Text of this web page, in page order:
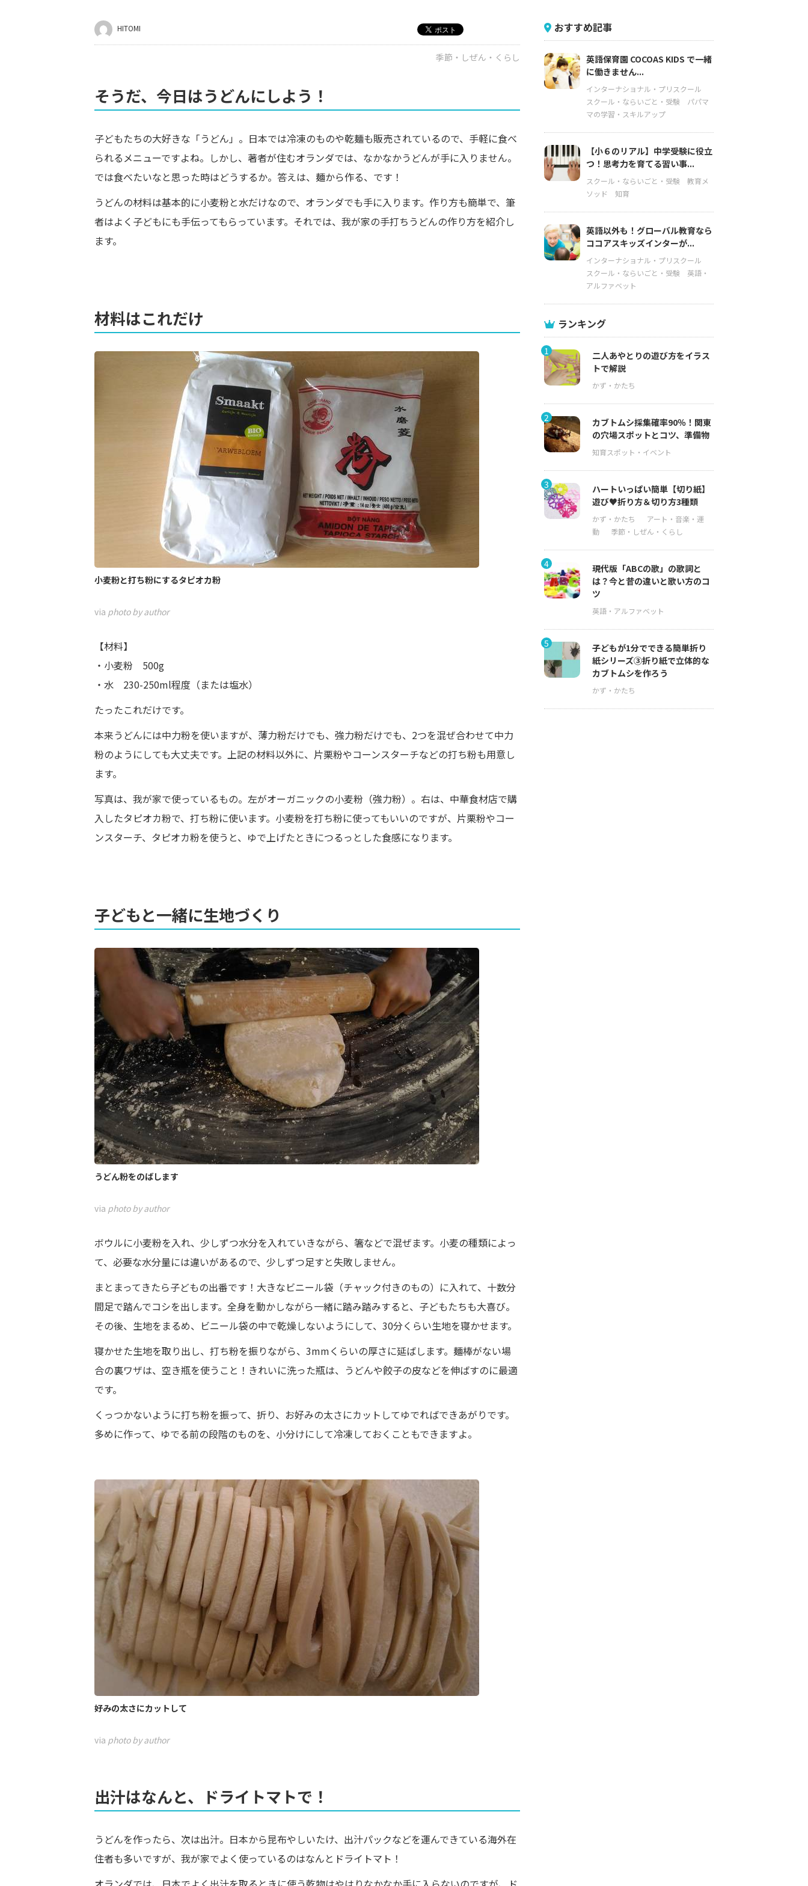
HITOMI
季節・しぜん・くらし
そうだ、今日はうどんにしよう！
子どもたちの大好きな「うどん」。日本では冷凍のものや乾麺も販売されているので、手軽に食べ
られるメニューですよね。しかし、著者が住むオランダでは、なかなかうどんが手に入りません。
では食べたいなと思った時はどうするか。答えは、麺から作る、です！
うどんの材料は基本的に小麦粉と水だけなので、オランダでも手に入ります。作り方も簡単で、筆
者はよく子どもにも手伝ってもらっています。それでは、我が家の手打ちうどんの作り方を紹介し
ます。
材料はこれだけ
小麦粉と打ち粉にするタピオカ粉
via photo by author
【材料】
・小麦粉 500g
・水 230-250ml程度（または塩水）
たったこれだけです。
本来うどんには中力粉を使いますが、薄力粉だけでも、強力粉だけでも、2つを混ぜ合わせて中力
粉のようにしても大丈夫です。上記の材料以外に、片栗粉やコーンスターチなどの打ち粉も用意し
ます。
写真は、我が家で使っているもの。左がオーガニックの小麦粉（強力粉）。右は、中華食材店で購
入したタピオカ粉で、打ち粉に使います。小麦粉を打ち粉に使ってもいいのですが、片栗粉やコー
ンスターチ、タピオカ粉を使うと、ゆで上げたときにつるっとした食感になります。
子どもと一緒に生地づくり
うどん粉をのばします
via photo by author
ボウルに小麦粉を入れ、少しずつ水分を入れていきながら、箸などで混ぜます。小麦の種類によっ
て、必要な水分量には違いがあるので、少しずつ足すと失敗しません。
まとまってきたら子どもの出番です！大きなビニール袋（チャック付きのもの）に入れて、十数分
間足で踏んでコシを出します。全身を動かしながら一緒に踏み踏みすると、子どもたちも大喜び。
その後、生地をまるめ、ビニール袋の中で乾燥しないようにして、30分くらい生地を寝かせます。
寝かせた生地を取り出し、打ち粉を振りながら、3mmくらいの厚さに延ばします。麺棒がない場
合の裏ワザは、空き瓶を使うこと！きれいに洗った瓶は、うどんや餃子の皮などを伸ばすのに最適
です。
くっつかないように打ち粉を振って、折り、お好みの太さにカットしてゆでればできあがりです。
多めに作って、ゆでる前の段階のものを、小分けにして冷凍しておくこともできますよ。
好みの太さにカットして
via photo by author
出汁はなんと、ドライトマトで！
うどんを作ったら、次は出汁。日本から昆布やしいたけ、出汁パックなどを運んできている海外在
住者も多いですが、我が家でよく使っているのはなんとドライトマト！
おすすめ記事
英語保育園 COCOAS KIDS で一緒
に働きません...
インターナショナル・プリスクール
スクール・ならいごと・受験
パパマ
マの学習・スキルアップ
【小６のリアル】中学受験に役立
つ！思考力を育てる習い事...
スクール・ならいごと・受験
教育メ
ソッド
知育
英語以外も！グローバル教育なら
ココアスキッズインターが...
インターナショナル・プリスクール
スクール・ならいごと・受験
英語・
アルファベット
ランキング
1
二人あやとりの遊び方をイラス
トで解説
2
カブトムシ採集確率90％！関東
の穴場スポットとコツ、準備物
3
ハートいっぱい簡単【切り紙】
遊び♥折り方＆切り方3種類
4
現代版「ABCの歌」の歌詞と
は？今と昔の違いと歌い方のコ
ツ
5
子どもが1分でできる簡単折り
紙シリーズ③折り紙で立体的な
カブトムシを作ろう